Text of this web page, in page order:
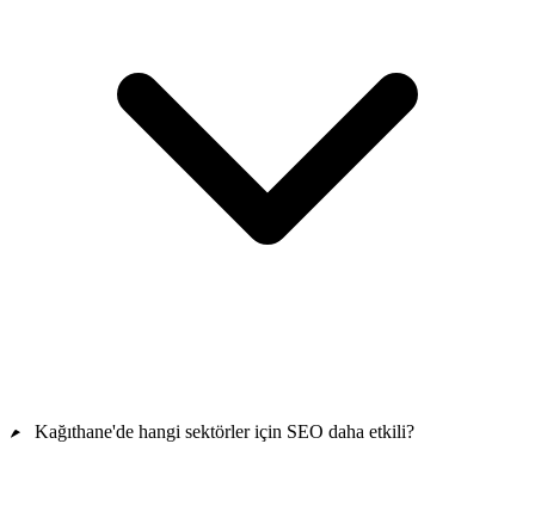
Kağıthane'de hangi sektörler için SEO daha etkili?